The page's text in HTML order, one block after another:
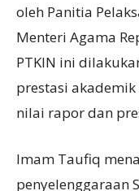
oleh Panitia
Menteri Agama
PTKIN ini
prestasi
nilai rapor dan
Imam Taufiq
penyelenggaraan